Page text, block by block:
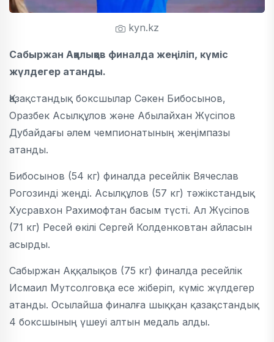
kyn.kz
Сабыржан Аққалықов финалда жеңіліп, күміс
жүлдегер атанды.
Қазақстандық боксшылар Сәкен Бибосынов,
Оразбек Асылқұлов және Абылайхан Жүсіпов
Дубайдағы әлем чемпионатының жеңімпазы
атанды.
Бибосынов (54 кг) финалда ресейлік Вячеслав
Рогозинді жеңді. Асылқұлов (57 кг) тәжікстандық
Хусравхон Рахимофтан басым түсті. Ал Жүсіпов
(71 кг) Ресей өкілі Сергей Колденковтан айласын
асырды.
Сабыржан Аққалықов (75 кг) финалда ресейлік
Исмаил Мутсолговқа есе жіберіп, күміс жүлдегер
атанды. Осылайша финалға шыққан қазақстандық
4 боксшының үшеуі алтын медаль алды.